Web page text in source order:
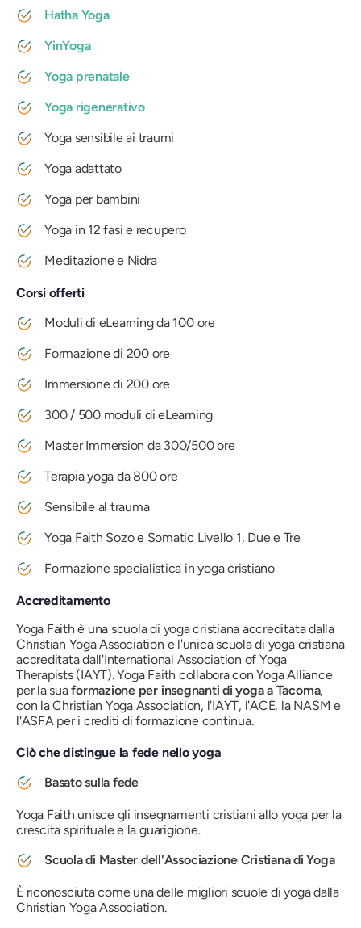
Hatha Yoga
YinYoga
Yoga prenatale
Yoga rigenerativo
Yoga sensibile ai traumi
Yoga adattato
Yoga per bambini
Yoga in 12 fasi e recupero
Meditazione e Nidra
Corsi offerti
Moduli di eLearning da 100 ore
Formazione di 200 ore
Immersione di 200 ore
300 / 500 moduli di eLearning
Master Immersion da 300/500 ore
Terapia yoga da 800 ore
Sensibile al trauma
Yoga Faith Sozo e Somatic Livello 1, Due e Tre
Formazione specialistica in yoga cristiano
Accreditamento
Yoga Faith è una scuola di yoga cristiana accreditata dalla
Christian Yoga Association e l'unica scuola di yoga cristiana
accreditata dall'International Association of Yoga
Therapists (IAYT). Yoga Faith collabora con Yoga Alliance
per la suaformazione per insegnanti di yoga a Tacoma,
con la Christian Yoga Association, l'IAYT, l'ACE, la NASM e
l'ASFA per i crediti di formazione continua.
Ciò che distingue la fede nello yoga
Basato sulla fede
Yoga Faith unisce gli insegnamenti cristiani allo yoga per la
crescita spirituale e la guarigione.
Scuola di Master dell'Associazione Cristiana di Yoga
È riconosciuta come una delle migliori scuole di yoga dalla
Christian Yoga Association.